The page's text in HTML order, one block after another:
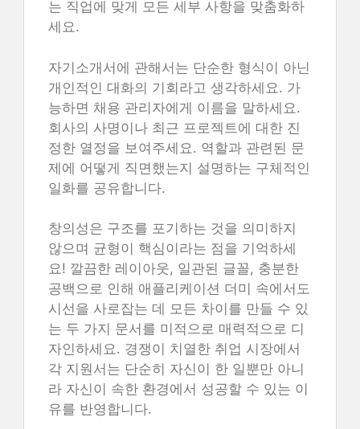
는 직업에 맞게 모든 세부 사항을 맞춤화하
세요.
자기소개서에 관해서는 단순한 형식이 아닌
개인적인 대화의 기회라고 생각하세요. 가
능하면 채용 관리자에게 이름을 말하세요.
회사의 사명이나 최근 프로젝트에 대한 진
정한 열정을 보여주세요. 역할과 관련된 문
제에 어떻게 직면했는지 설명하는 구체적인
일화를 공유합니다.
창의성은 구조를 포기하는 것을 의미하지
않으며 균형이 핵심이라는 점을 기억하세
요! 깔끔한 레이아웃, 일관된 글꼴, 충분한
공백으로 인해 애플리케이션 더미 속에서도
시선을 사로잡는 데 모든 차이를 만들 수 있
는 두 가지 문서를 미적으로 매력적으로 디
자인하세요. 경쟁이 치열한 취업 시장에서
각 지원서는 단순히 자신이 한 일뿐만 아니
라 자신이 속한 환경에서 성공할 수 있는 이
유를 반영합니다.